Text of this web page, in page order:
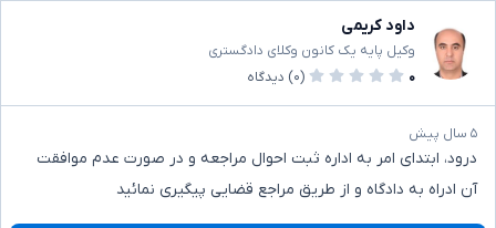
داود کریمی
وکیل پایه یک کانون وکلای دادگستری
۰
(۰) دیدگاه
۵ سال پیش
درود، ابتدای امر به اداره ثبت احوال مراجعه و در صورت عدم موافقت
آن ادراه به دادگاه و از طریق مراجع قضایی پیگیری نمائید